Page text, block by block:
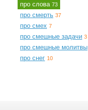
про слова 73
про смерть 37
про смех 7
про смешные задачи 3
про смешные молитвы
про снег 10